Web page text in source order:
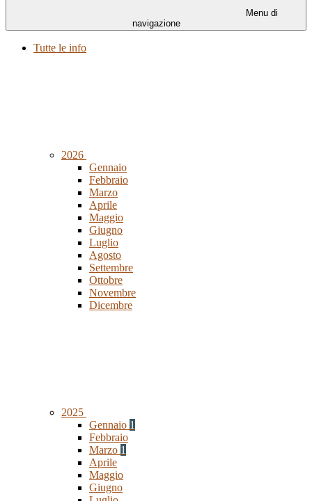
Menu di
navigazione
Tutte le info
2026
Gennaio
Febbraio
Marzo
Aprile
Maggio
Giugno
Luglio
Agosto
Settembre
Ottobre
Novembre
Dicembre
2025
Gennaio 1
Febbraio
Marzo 1
Aprile
Maggio
Giugno